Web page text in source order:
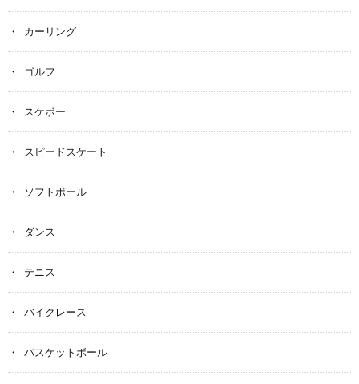
カーリング
ゴルフ
スケボー
スピードスケート
ソフトボール
ダンス
テニス
バイクレース
バスケットボール